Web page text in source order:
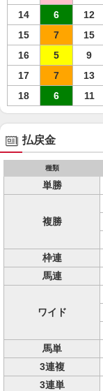
14
6 12
15
7 15
16
5 9
17
7 13
18
6 11
払戻金
種類
単勝
複勝
枠連
馬連
ワイド
馬単
3連複
3連単